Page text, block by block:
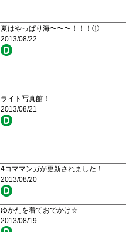
夏はやっぱり海〜〜〜！！！①
2013/08/22
ライト写真館！
2013/08/21
4コママンガが更新されました！
2013/08/20
ゆかたを着ておでかけ☆
2013/08/19